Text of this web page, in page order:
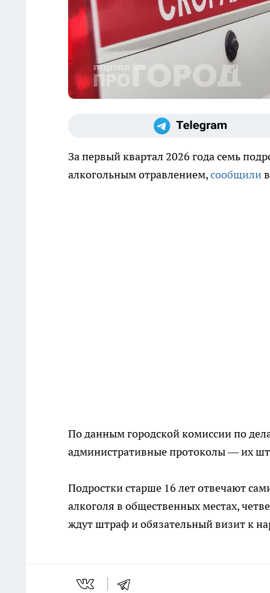
За первый квартал 2026 года семь
алкогольным отравлением,сообщили
По данным городской комиссии по
административные протоколы — их
Подростки старше 16 лет отвечают
алкоголя в общественных местах,
ждут штраф и обязательный визит к